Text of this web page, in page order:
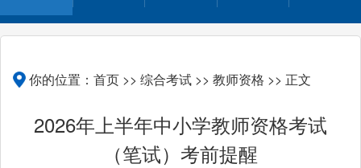
你的位置： 首页 >> 综合考试 >> 教师资格 >> 正文
2026年上半年中小学教师资格考试
（笔试）考前提醒